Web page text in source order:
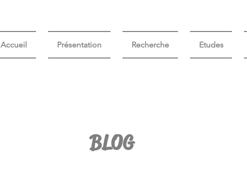
Accueil Présentation Recherche Etudes
BLOG